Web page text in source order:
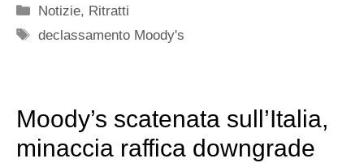
Categorie
Notizie, Ritratti
Tag
declassamento Moody's
Moody’s scatenata sull’Italia,
minaccia raffica downgrade